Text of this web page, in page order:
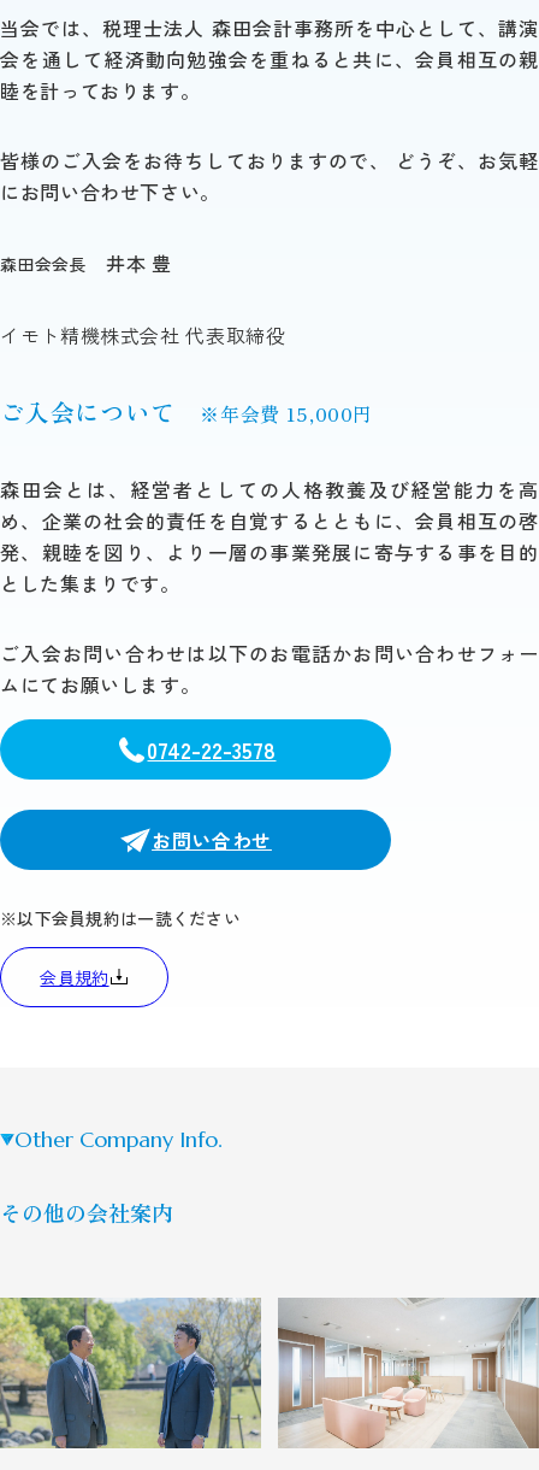
当会では、税理士法人 森田会計事務所を中心として、講演
会を通して経済動向勉強会を重ねると共に、会員相互の親
睦を計っております。
皆様のご入会をお待ちしておりますので、
どうぞ、お気軽
にお問い合わせ下さい。
森田会会長 井本 豊
イモト精機株式会社 代表取締役
ご入会について ※年会費 15,000円
森田会とは、経営者としての人格教養及び経営能力を高
め、企業の社会的責任を自覚するとともに、会員相互の啓
発、親睦を図り、より一層の事業発展に寄与する事を目的
とした集まりです。
ご入会お問い合わせは以下のお電話かお問い合わせフォー
ムにてお願いします。
0742-22-3578
お問い合わせ
※以下会員規約は一読ください
会員規約
その他の会社案内
Other Company Info.